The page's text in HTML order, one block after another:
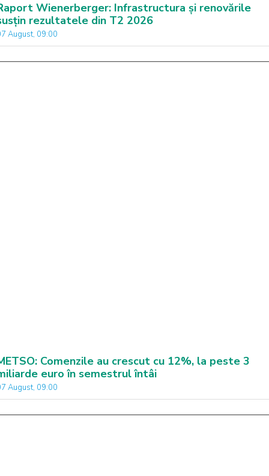
Wienerberger: Infrastructura și renovările
rezultatele din T2 2026
August, 09:00
Comenzile au crescut cu 12%, la peste 3
euro în semestrul întâi
August, 09:00